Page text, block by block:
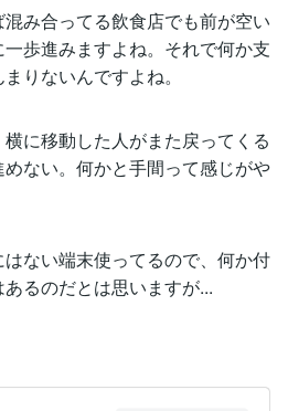
み合ってる飲食店でも前が空い
歩進みますよね。それで何か支
りないんですよね。
に移動した人がまた戻ってくる
ない。何かと手間って感じがや
ない端末使ってるので、何か付
るのだとは思いますが...